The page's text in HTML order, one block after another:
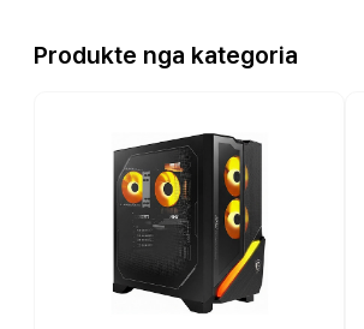
Produkte nga kategoria